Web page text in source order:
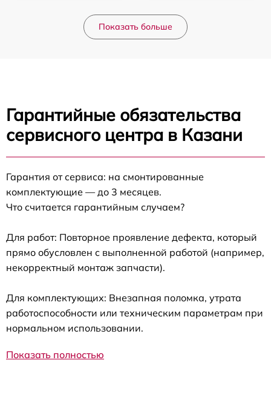
Показать больше
Гарантийные обязательства
сервисного центра в Казани
Гарантия от сервиса: на смонтированные
комплектующие — до 3 месяцев.
Что считается гарантийным случаем?
Для работ: Повторное проявление дефекта, который
прямо обусловлен с выполненной работой (например,
некорректный монтаж запчасти).
Для комплектующих: Внезапная поломка, утрата
работоспособности или техническим параметрам при
нормальном использовании.
Показать полностью